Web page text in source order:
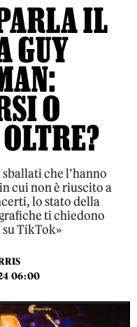
IL
GUY
O
che l’hanno
cui non è riuscito a
lo stato della
ti chiedono
TikTok»
06:00